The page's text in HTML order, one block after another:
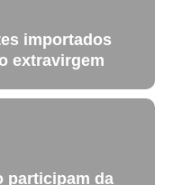
importados
extravirgem
participam da